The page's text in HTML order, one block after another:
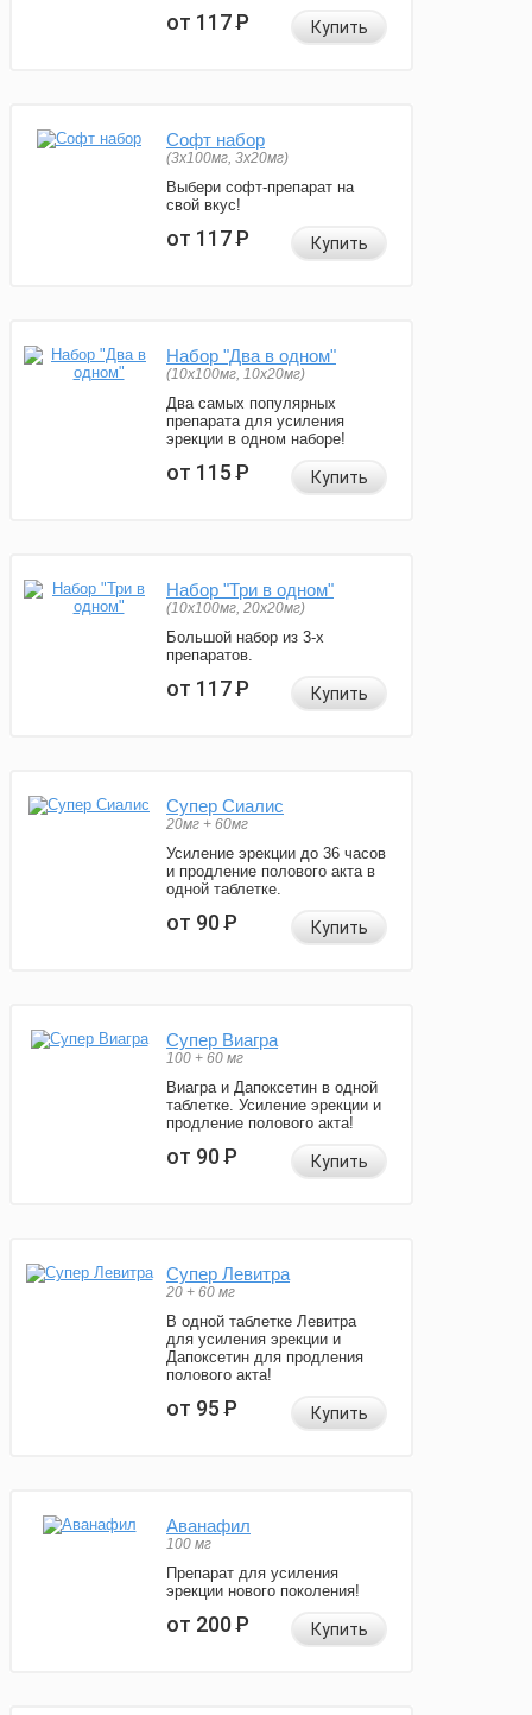
от 117Р Купить
Софт набор
(3x100мг, 3x20мг)
Выбери софт-препарат на
свой вкус!
от 117Р Купить
Набор "Два в одном"
(10x100мг, 10x20мг)
Два самых популярных
препарата для усиления
эрекции в одном наборе!
от 115Р Купить
Набор "Три в одном"
(10x100мг, 20x20мг)
Большой набор из 3-х
препаратов.
от 117Р Купить
Супер Сиалис
20мг + 60мг
Усиление эрекции до 36 часов
и продление полового акта в
одной таблетке.
от 90Р Купить
Супер Виагра
100 + 60 мг
Виагра и Дапоксетин в одной
таблетке. Усиление эрекции и
продление полового акта!
от 90Р Купить
Супер Левитра
20 + 60 мг
В одной таблетке Левитра
для усиления эрекции и
Дапоксетин для продления
полового акта!
от 95Р Купить
Аванафил
100 мг
Препарат для усиления
эрекции нового поколения!
от 200Р Купить